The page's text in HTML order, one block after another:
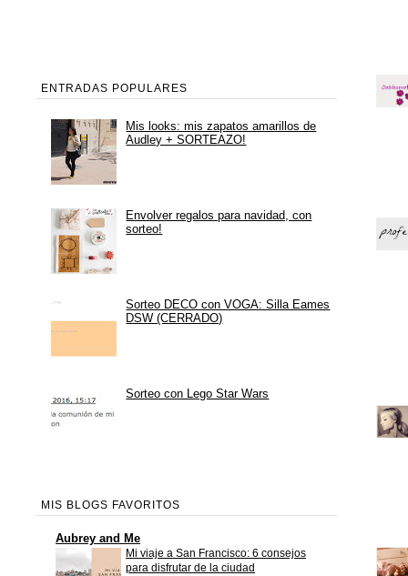
ENTRADAS POPULARES
Mis looks: mis zapatos amarillos de
Audley + SORTEAZO!
Envolver regalos para navidad, con
sorteo!
Sorteo DECO con VOGA: Silla Eames
DSW (CERRADO)
Sorteo con Lego Star Wars
MIS BLOGS FAVORITOS
Aubrey and Me
Mi viaje a San Francisco: 6 consejos
para disfrutar de la ciudad